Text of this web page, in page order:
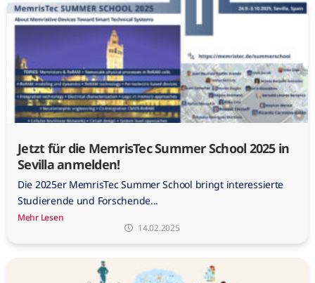
Jetzt für die MemrisTec Summer School 2025 in
Sevilla anmelden!
Die 2025er MemrisTec Summer School bringt interessierte
Studierende und Forschende...
Mehr Lesen
14.02.2025